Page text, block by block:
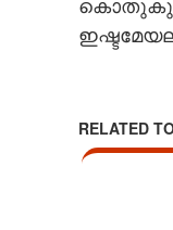
RELATED